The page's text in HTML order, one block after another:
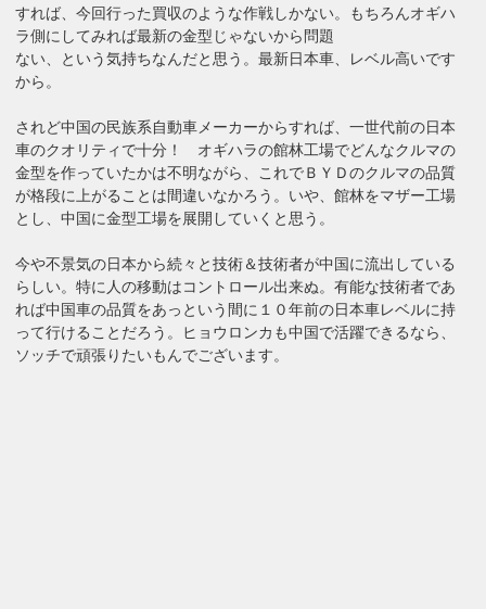
すれば、今回行った買収のような作戦しかない。もちろんオギハ
ラ側にしてみれば最新の金型じゃないから問題
ない、という気持ちなんだと思う。最新日本車、レベル高いです
から。
されど中国の民族系自動車メーカーからすれば、一世代前の日本
車のクオリティで十分！ オギハラの館林工場でどんなクルマの
金型を作っていたかは不明ながら、これでＢＹＤのクルマの品質
が格段に上がることは間違いなかろう。いや、館林をマザー工場
とし、中国に金型工場を展開していくと思う。
今や不景気の日本から続々と技術＆技術者が中国に流出している
らしい。特に人の移動はコントロール出来ぬ。有能な技術者であ
れば中国車の品質をあっという間に１０年前の日本車レベルに持
って行けることだろう。ヒョウロンカも中国で活躍できるなら、
ソッチで頑張りたいもんでございます。